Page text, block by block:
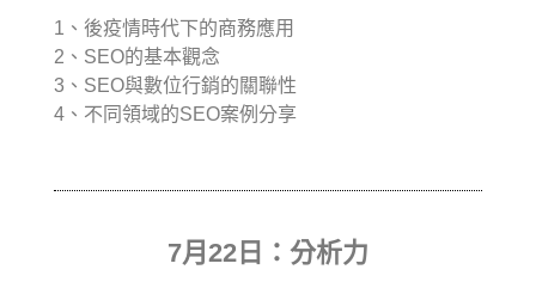
1、後疫情時代下的商務應用
2、SEO的基本觀念
3、SEO與數位行銷的關聯性
4、不同領域的SEO案例分享
7月22日：分析力